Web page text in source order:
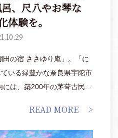
、尺八やお琴な
体験を。
の宿 ささゆり庵」。「に
いる緑豊かな奈良県宇陀市
は、築200年の茅葺古民家
角(おづぬ)」があります。
ップも多彩で、歴史的な
READ MORE